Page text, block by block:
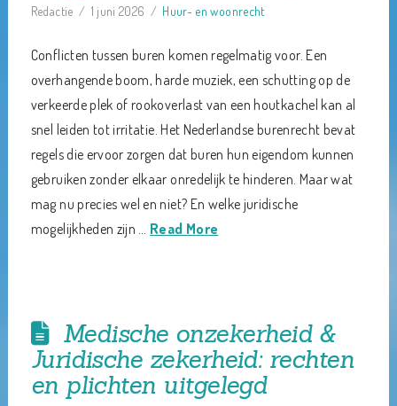
Redactie 1 juni 2026 Huur- en woonrecht
Conflicten tussen buren komen regelmatig voor. Een
overhangende boom, harde muziek, een schutting op de
verkeerde plek of rookoverlast van een houtkachel kan al
snel leiden tot irritatie. Het Nederlandse burenrecht bevat
regels die ervoor zorgen dat buren hun eigendom kunnen
gebruiken zonder elkaar onredelijk te hinderen. Maar wat
mag nu precies wel en niet? En welke juridische
mogelijkheden zijn … Read More
Medische onzekerheid &
Juridische zekerheid: rechten
en plichten uitgelegd